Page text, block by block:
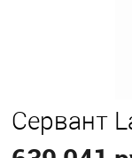
Сервант